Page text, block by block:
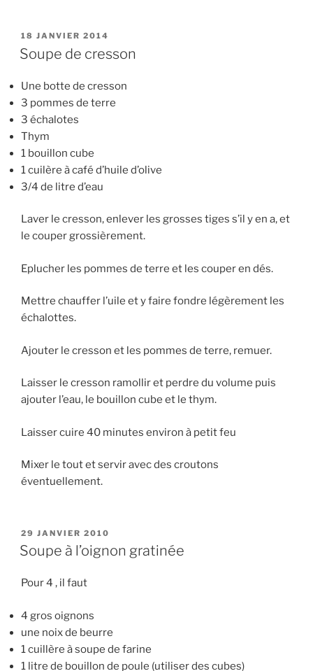
PUBLIÉ
LE
18 JANVIER 2014
Soupe de cresson
Une botte de cresson
3 pommes de terre
3 échalotes
Thym
1 bouillon cube
1 cuilère à café d’huile d’olive
3/4 de litre d’eau
Laver le cresson, enlever les grosses tiges s’il y en a, et
le couper grossièrement.
Eplucher les pommes de terre et les couper en dés.
Mettre chauffer l’uile et y faire fondre légèrement les
échalottes.
Ajouter le cresson et les pommes de terre, remuer.
Laisser le cresson ramollir et perdre du volume puis
ajouter l’eau, le bouillon cube et le thym.
Laisser cuire 40 minutes environ à petit feu
Mixer le tout et servir avec des croutons
éventuellement.
PUBLIÉ
LE
29 JANVIER 2010
Soupe à l’oignon gratinée
Pour 4 , il faut
4 gros oignons
une noix de beurre
1 cuillère à soupe de farine
1 litre de bouillon de poule (utiliser des cubes)